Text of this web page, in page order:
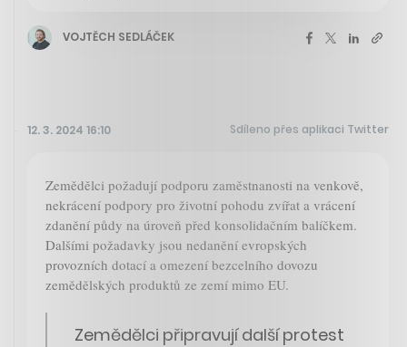
VOJTĚCH SEDLÁČEK
12. 3. 2024 16:10 Sdíleno přes aplikaci Twitter
Zemědělci požadují podporu zaměstnanosti na venkově,
nekrácení podpory pro životní pohodu zvířat a vrácení
zdanění půdy na úroveň před konsolidačním balíčkem.
Dalšími požadavky jsou nedanění evropských
provozních dotací a omezení bezcelního dovozu
zemědělských produktů ze zemí mimo EU.
Zemědělci připravují další protest